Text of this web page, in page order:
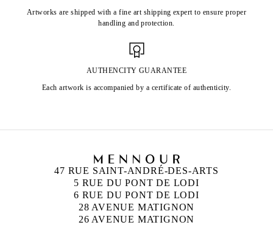
Artworks are shipped with a fine art shipping expert to ensure proper
handling and protection.
AUTHENCITY GUARANTEE
Each artwork is accompanied by a certificate of authenticity.
47 RUE SAINT-ANDRÉ-DES-ARTS
5 RUE DU PONT DE LODI
6 RUE DU PONT DE LODI
28 AVENUE MATIGNON
26 AVENUE MATIGNON